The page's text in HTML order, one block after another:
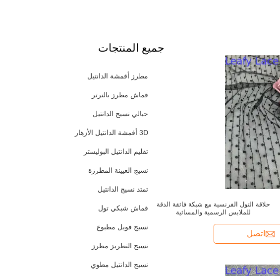
جميع المنتجات
مطرز أقمشة الدانتيل
قماش مطرز بالترتر
حبالي نسيج الدانتيل
3D أقمشة الدانتيل الأزهار
تقليم الدانتيل البوليستر
نسيج العيينة المطرزة
تمتد نسيج الدانتيل
قماش شبكي تول
نسيج فويل مطبوع
نسيج التطريز مطرز
نسيج الدانتيل مطوي
حلاقة التول الفرنسية مع شبكة فائقة الدقة
للملابس الرسمية والمسائية
اتصل